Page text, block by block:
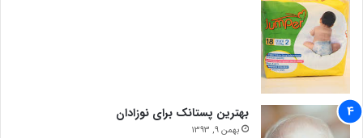
بهترین پستانک برای نوزادان
بهمن 9, 1393